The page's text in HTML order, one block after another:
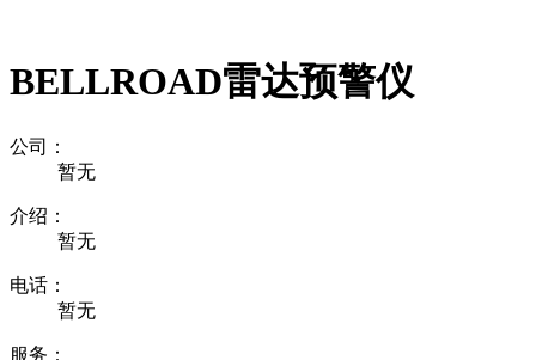
BELLROAD雷达预警仪
公司：
暂无
介绍：
暂无
电话：
暂无
服务：